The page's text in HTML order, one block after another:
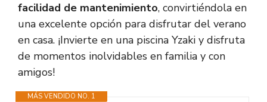
facilidad de mantenimiento, convirtiéndola en
una excelente opción para disfrutar del verano
en casa. ¡Invierte en una piscina Yzaki y disfruta
de momentos inolvidables en familia y con
amigos!
MÁS VENDIDO NO. 1